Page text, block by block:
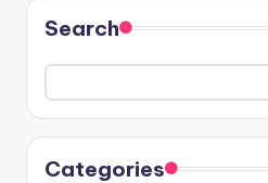
Search
Categories